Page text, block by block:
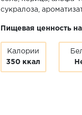
сукралоза,
Пищевая ценность
Калории
350 ккал